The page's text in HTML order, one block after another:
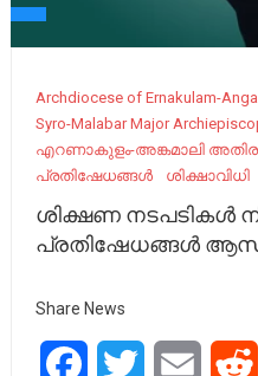
Archdiocese of Ernakulam-
Syro-Malabar Major
എറണാകുളം-അങ്കമാലി
പ്രതിഷേധങ്ങൾ
ശിക്ഷാവിധി
ശിക്ഷണ നടപടികൾ
പ്രതിഷേധങ്ങൾ
Share News
FacebookTwitter Email